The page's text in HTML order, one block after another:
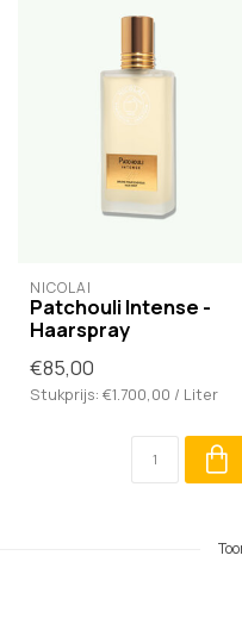
NICOLAÏ
Patchouli Intense -
Haarspray
€85,00
Stukprijs: €1.700,00 / Liter